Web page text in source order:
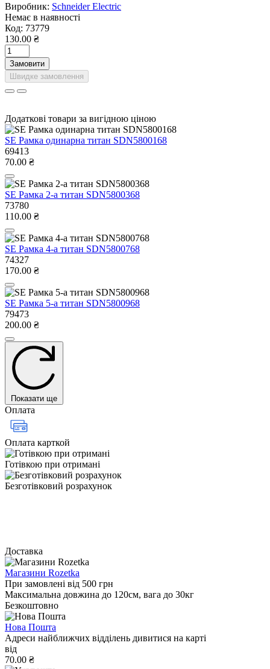
Виробник: Schneider Electric
Немає в наявності
Код: 73779
130.00 ₴
Замовити
Швидке замовлення
Додаткові товари за вигідною ціною
SE Рамка одинарна титан SDN5800168
69413
70.00 ₴
SE Рамка 2-а титан SDN5800368
73780
110.00 ₴
SE Рамка 4-а титан SDN5800768
74327
170.00 ₴
SE Рамка 5-а титан SDN5800968
79473
200.00 ₴
Показати ще
Оплата
Оплата карткой
Готівкою при отримані
Безготівковий розрахунок
Доставка
Магазини Rozetka
При замовлені від 500 грн
Максимальна довжина до 120см, вага до 30кг
Безкоштовно
Нова Пошта
Адреси найближчих відділень дивитися на карті
від
70.00 ₴